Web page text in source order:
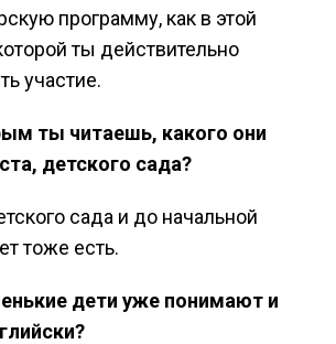
программу, как в этой
ты действительно
участие.
ты читаешь, какого они
детского сада?
сада и до начальной
тоже есть.
дети уже понимают и